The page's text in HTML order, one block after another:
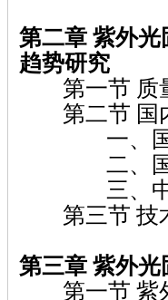
第二章 紫外光
趋势研究
第一节 质
第二节 国
一、国内
二、国外
三、中外
第三节 技
第三章 紫外光
第一节 紫外